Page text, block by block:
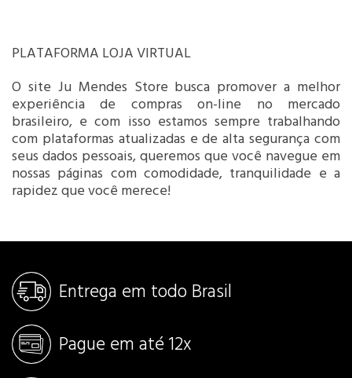
PLATAFORMA LOJA VIRTUAL
O site Ju Mendes Store busca promover a melhor
experiência de compras on-line no mercado
brasileiro, e com isso estamos sempre trabalhando
com plataformas atualizadas e de alta segurança com
seus dados pessoais, queremos que você navegue em
nossas páginas com comodidade, tranquilidade e a
rapidez que você merece!
Entrega em todo Brasil
Pague em até 12x